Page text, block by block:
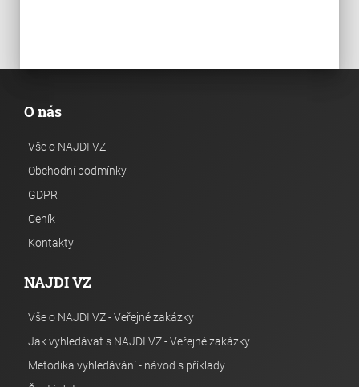
O nás
Vše o NAJDI VZ
Obchodní podmínky
GDPR
Ceník
Kontakty
NAJDI VZ
Vše o NAJDI VZ - Veřejné zakázky
Jak vyhledávat s NAJDI VZ - Veřejné zakázky
Metodika vyhledávání - návod s příklady